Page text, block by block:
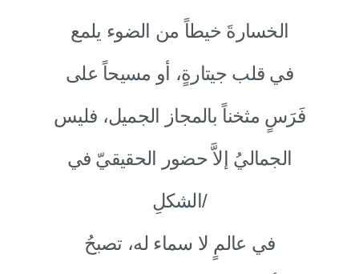
الخسارةَ خيطاً من الضوء يلمع
في قلب جيتارةٍ، أو مسيحاً على
فَرَسٍ مثخناً بالمجاز الجميل، فليس
الجماليُ إلاَّ حضور الحقيقيّ في
الشكلِ/
في عالمٍ لا سماء له، تصبحُ